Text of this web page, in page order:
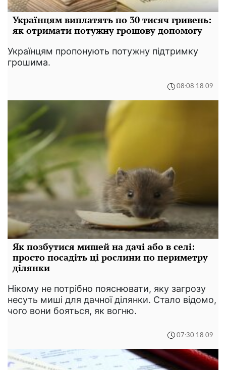
Українцям виплатять по 30 тисяч гривень:
як отримати потужну грошову допомогу
Українцям пропонують потужну підтримку
грошима.
08:08 18.09
Як позбутися мишей на дачі або в селі:
просто посадіть ці рослини по периметру
ділянки
Нікому не потрібно пояснювати, яку загрозу
несуть миші для дачної ділянки. Стало відомо,
чого вони бояться, як вогню.
07:30 18.09